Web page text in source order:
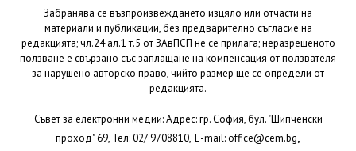
Забранява се възпроизвеждането изцяло или отчасти на
материали и публикации, без предварително съгласие на
редакцията; чл.24 ал.1 т.5 от ЗАвПСП не се прилага; неразрешеното
ползване е свързано със заплащане на компенсация от ползвателя
за нарушено авторско право, чийто размер ще се определи от
редакцията.
Съвет за електронни медии: Адрес: гр. София, бул. "Шипченски
проход" 69, Тел: 02/ 9708810, E-mail:office@cem.bg,